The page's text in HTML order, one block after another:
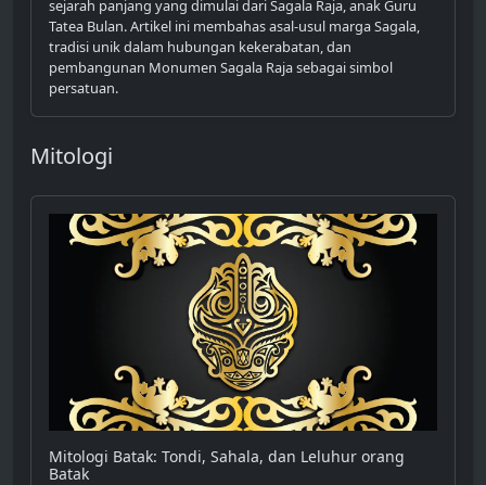
sejarah panjang yang dimulai dari Sagala Raja, anak Guru
Tatea Bulan. Artikel ini membahas asal-usul marga Sagala,
tradisi unik dalam hubungan kekerabatan, dan
pembangunan Monumen Sagala Raja sebagai simbol
persatuan.
Mitologi
Mitologi Batak: Tondi, Sahala, dan Leluhur orang
Batak